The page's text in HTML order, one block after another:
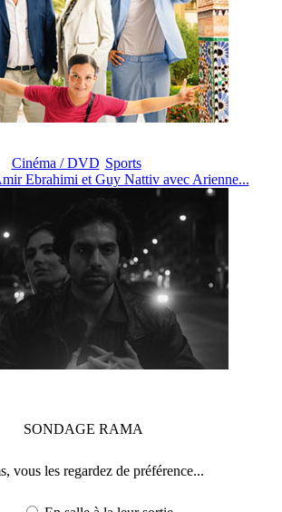
Cinéma / DVD Sports
Ebrahimi et Guy Nattiv avec Arienne...
SONDAGE RAMA
vous les regardez de préférence...